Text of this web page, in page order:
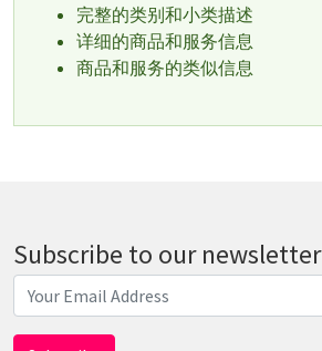
完整的类别和小类描述
详细的商品和服务信息
商品和服务的类似信息
Subscribe to our newsletter